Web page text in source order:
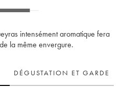
intensément aromatique fera
la même envergure.
DÉGUSTATION ET GARDE